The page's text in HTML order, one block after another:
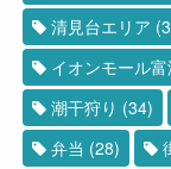
清見台エリア
イオンモール
潮干狩り (34)
弁当 (28)